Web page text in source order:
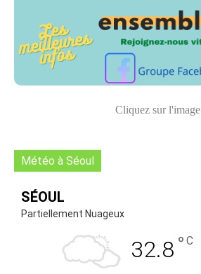
Cliquez sur l'image
Météo à Séoul
SÉOUL
Partiellement Nuageux
32.8 ° C